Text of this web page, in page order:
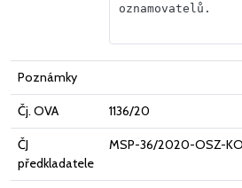
Poznámky
Čj. OVA 1136/20
ČJ
předkladatele
MSP-36/2020-OSZ-